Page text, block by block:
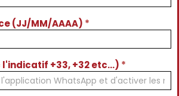
(JJ/MM/AAAA) *
+33, +32 etc...) *